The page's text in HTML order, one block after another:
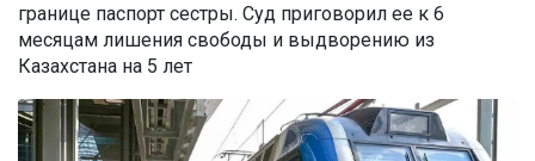
границе паспорт сестры. Суд приговорил ее к 6
месяцам лишения свободы и выдворению из
Казахстана на 5 лет